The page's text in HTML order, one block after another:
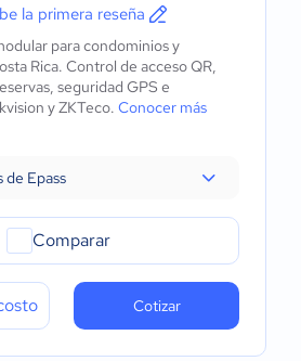
la primera reseña
para condominios y
Rica. Control de acceso QR,
seguridad GPS e
y ZKTeco. Conocer más
de Epass
Comparar
Cotizar